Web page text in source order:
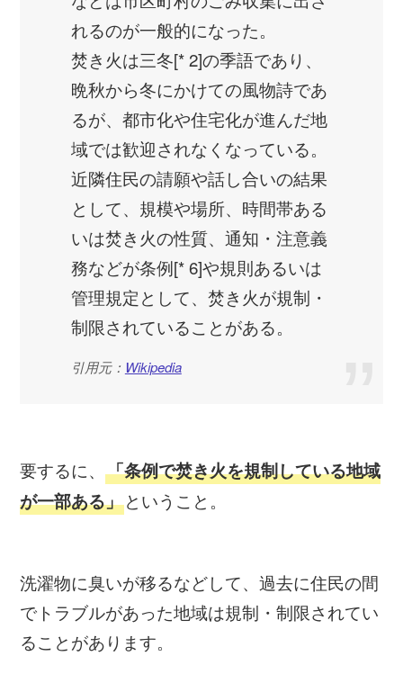
れるのが一般的になった。
焚き火は三冬[* 2]の季語であり、
晩秋から冬にかけての風物詩であ
るが、都市化や住宅化が進んだ地
域では歓迎されなくなっている。
近隣住民の請願や話し合いの結果
として、規模や場所、時間帯ある
いは焚き火の性質、通知・注意義
務などが条例[* 6]や規則あるいは
管理規定として、焚き火が規制・
制限されていることがある。
引用元： Wikipedia
要するに、「条例で焚き火を規制している地域
が一部ある」ということ。
洗濯物に臭いが移るなどして、過去に住民の間
でトラブルがあった地域は規制・制限されてい
ることがあります。